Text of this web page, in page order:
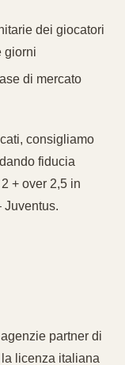
dei giocatori
giorni
di mercato
consigliamo
fiducia
+ over 2,5 in
Juventus.
partner di
licenza italiana